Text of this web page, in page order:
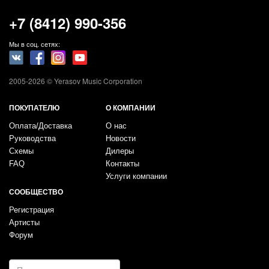
+7 (8412) 990-356
Мы в соц. сетях:
2005-2026 © Yerasov Music Corporation
ПОКУПАТЕЛЮ
Оплата/Доставка
Руководства
Схемы
FAQ
О КОМПАНИИ
О нас
Новости
Дилеры
Контакты
Услуги компании
СООБЩЕСТВО
Регистрация
Артисты
Форум
E-